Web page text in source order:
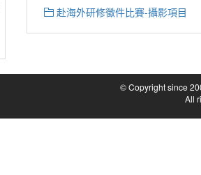
赴海外研修徵件比賽-攝影項目
© Copyright since
All